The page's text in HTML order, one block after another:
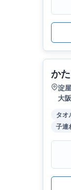
か
淀
大
タオ
子連